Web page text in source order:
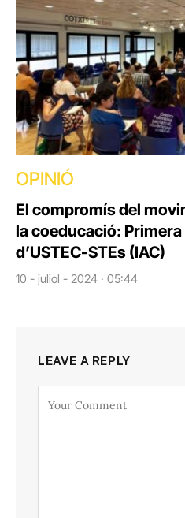
OPINIÓ
El compromís del
la coeducació: Primera
d’USTEC-STEs (IAC)
10 - juliol - 2024 · 05:44
LEAVE A REPLY